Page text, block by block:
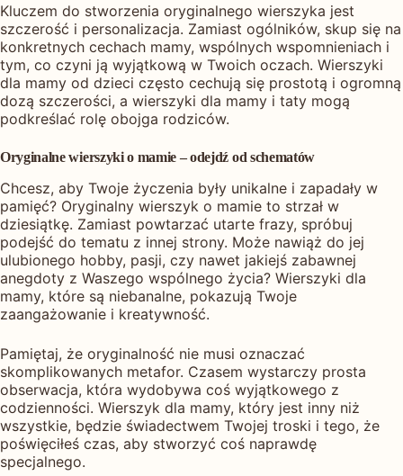
Kluczem do stworzenia oryginalnego wierszyka jest
szczerość i personalizacja. Zamiast ogólników, skup się na
konkretnych cechach mamy, wspólnych wspomnieniach i
tym, co czyni ją wyjątkową w Twoich oczach. Wierszyki
dla mamy od dzieci często cechują się prostotą i ogromną
dozą szczerości, a wierszyki dla mamy i taty mogą
podkreślać rolę obojga rodziców.
Oryginalne wierszyki o mamie – odejdź od schematów
Chcesz, aby Twoje życzenia były unikalne i zapadały w
pamięć? Oryginalny wierszyk o mamie to strzał w
dziesiątkę. Zamiast powtarzać utarte frazy, spróbuj
podejść do tematu z innej strony. Może nawiąż do jej
ulubionego hobby, pasji, czy nawet jakiejś zabawnej
anegdoty z Waszego wspólnego życia? Wierszyki dla
mamy, które są niebanalne, pokazują Twoje
zaangażowanie i kreatywność.
Pamiętaj, że oryginalność nie musi oznaczać
skomplikowanych metafor. Czasem wystarczy prosta
obserwacja, która wydobywa coś wyjątkowego z
codzienności. Wierszyk dla mamy, który jest inny niż
wszystkie, będzie świadectwem Twojej troski i tego, że
poświęciłeś czas, aby stworzyć coś naprawdę
specjalnego.